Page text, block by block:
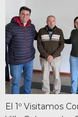
El 1º Visitamos